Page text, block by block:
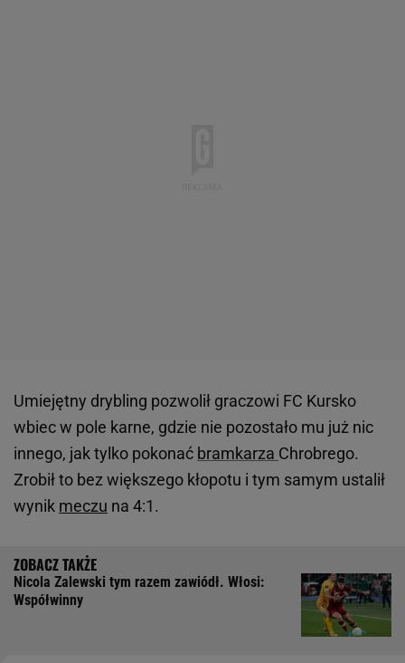
Umiejętny drybling pozwolił graczowi FC Kursko
wbiec w pole karne, gdzie nie pozostało mu już nic
innego, jak tylko pokonać bramkarza Chrobrego.
Zrobił to bez większego kłopotu i tym samym ustalił
wynik meczu na 4:1.
Nicola Zalewski tym razem zawiódł. Włosi:
Współwinny